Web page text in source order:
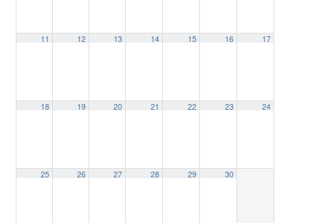
11 12 13 14 15 16 17
18 19 20 21 22 23 24
25 26 27 28 29 30